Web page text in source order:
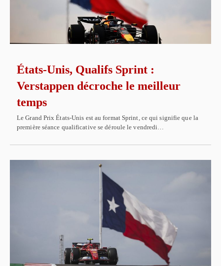
États-Unis, Qualifs Sprint :
Verstappen décroche le meilleur
temps
Le Grand Prix États-Unis est au format Sprint, ce qui signifie que la
première séance qualificative se déroule le vendredi…